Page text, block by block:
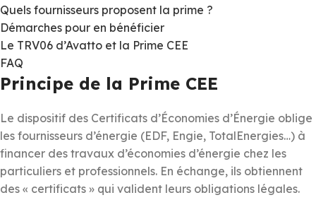
Quels fournisseurs proposent la prime ?
Démarches pour en bénéficier
Le TRV06 d’Avatto et la Prime CEE
FAQ
Principe de la Prime CEE
Le dispositif des Certificats d’Économies d’Énergie oblige
les fournisseurs d’énergie (EDF, Engie, TotalEnergies…) à
financer des travaux d’économies d’énergie chez les
particuliers et professionnels. En échange, ils obtiennent
des « certificats » qui valident leurs obligations légales.